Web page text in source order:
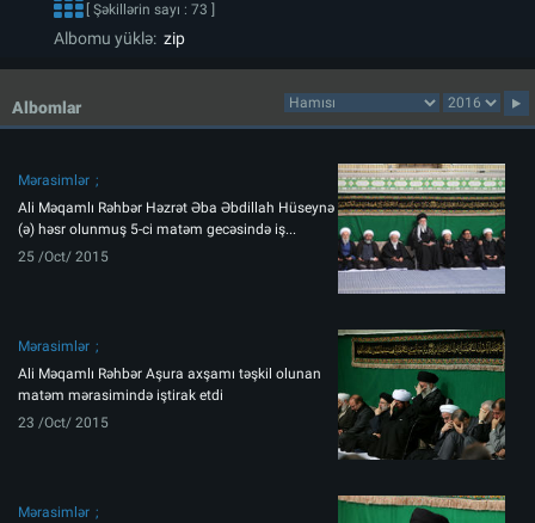
[ Şəkillərin sayı : 73 ]
Albomu yüklə: zip
Albomlar
Mərasimlər
Ali Məqamlı Rəhbər Həzrət Əba Əbdillah Hüseynə
(ə) həsr olunmuş 5-ci matəm gecəsində iş...
25 /Oct/ 2015
Mərasimlər
Ali Məqamlı Rəhbər Aşura axşamı təşkil olunan
matəm mərasimində iştirak etdi
23 /Oct/ 2015
Mərasimlər